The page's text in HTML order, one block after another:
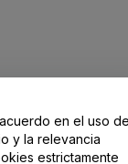
en el uso
y la relevancia
estrictamente